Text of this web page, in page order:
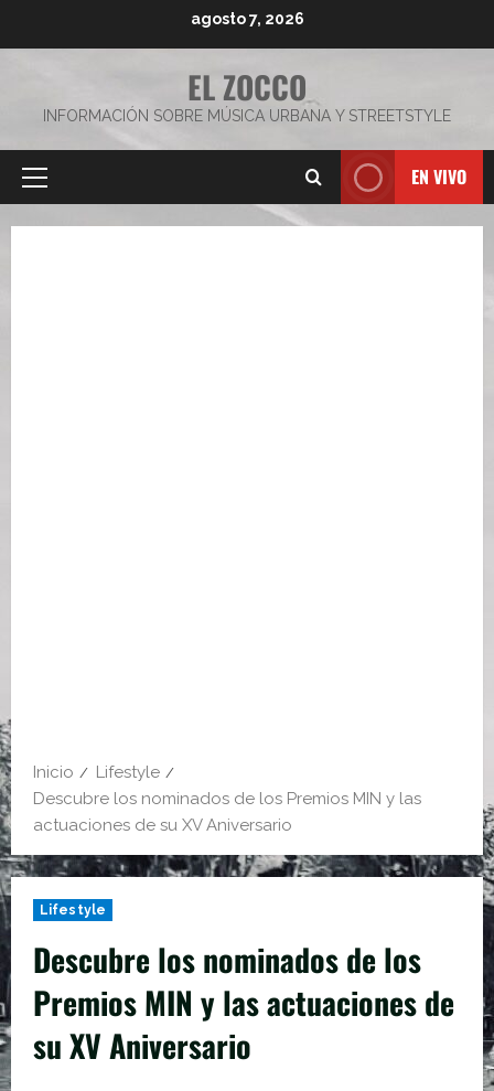
agosto 7, 2026
EL ZOCCO
INFORMACIÓN SOBRE MÚSICA URBANA Y STREETSTYLE
Menú
EN VIVO
Inicio
Lifestyle
Descubre los nominados de los Premios MIN y las
actuaciones de su XV Aniversario
Lifestyle
Descubre los nominados de los
Premios MIN y las actuaciones de
su XV Aniversario